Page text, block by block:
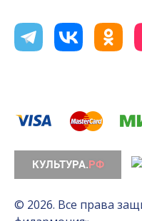
© 2026. Все права